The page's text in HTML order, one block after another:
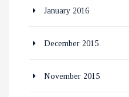
January 2016
December 2015
November 2015